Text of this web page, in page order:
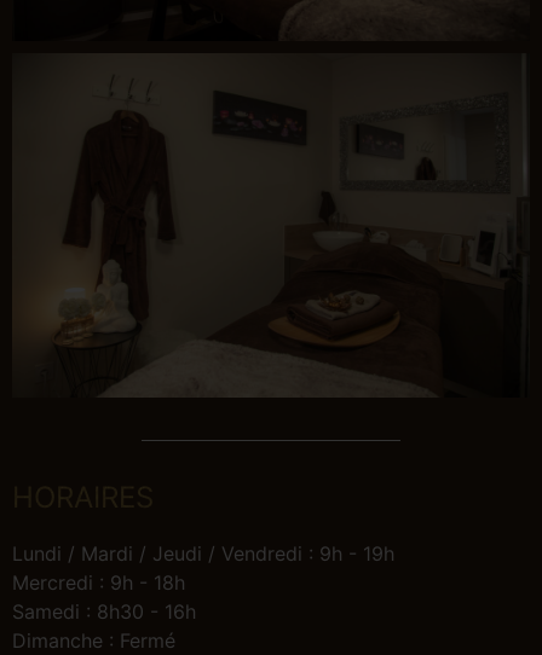
HORAIRES
Lundi / Mardi / Jeudi / Vendredi : 9h - 19h
Mercredi : 9h - 18h
Samedi : 8h30 - 16h
Dimanche : Fermé